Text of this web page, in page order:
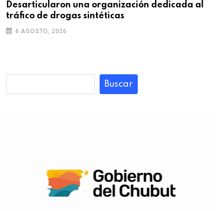
Desarticularon una organización dedicada al
tráfico de drogas sintéticas
6 AGOSTO, 2026
Buscar